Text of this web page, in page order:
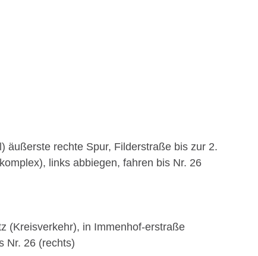
äußerste rechte Spur, Filderstraße bis zur 2.
links abbiegen, fahren bis Nr. 26
(Kreisverkehr), in Immenhof-erstraße
Nr. 26 (rechts)